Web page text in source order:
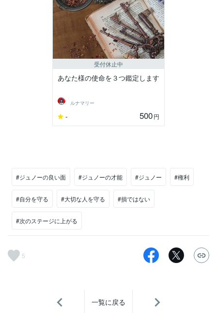
受付休止中
あなた様の使命を３つ鑑定します
ルナマリー
- 500円
#ジュノーの良い面 #ジュノーの才能 #ジュノー #権利
#自分を守る #大切な人を守る #損ではない
#次のステージに上がる
5
一覧に戻る